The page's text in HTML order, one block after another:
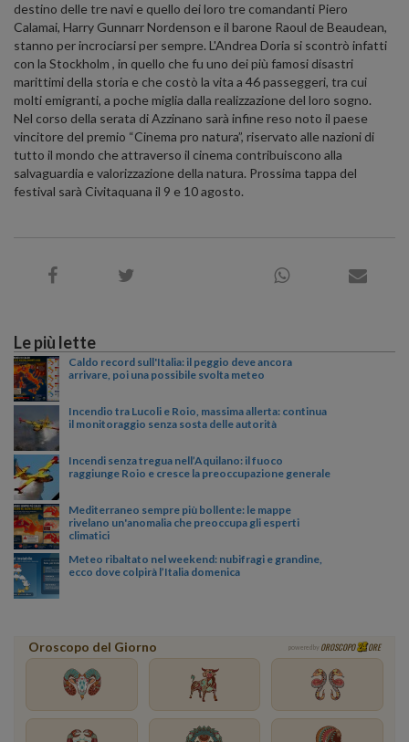
destino delle tre navi e quello dei loro tre comandanti Piero
Calamai, Harry Gunnarr Nordenson e il barone Raoul de Beaudean,
stanno per incrociarsi per sempre. L'Andrea Doria si scontrò infatti
con la Stockholm , in quello che fu uno dei più famosi disastri
marittimi della storia e che costò la vita a 46 passeggeri, tra cui
molti emigranti, a poche miglia dalla realizzazione del loro sogno.
Nel corso della serata di Azzinano sarà infine reso noto il paese
vincitore del premio “Cinema pro natura”, riservato alle nazioni di
tutto il mondo che attraverso il cinema contribuiscono alla
salvaguardia e valorizzazione della natura. Prossima tappa del
festival sarà Civitaquana il 9 e 10 agosto.
Le più lette
Caldo record sull'Italia: il peggio deve ancora
arrivare, poi una possibile svolta meteo
Incendio tra Lucoli e Roio, massima allerta: continua
il monitoraggio senza sosta delle autorità
Incendi senza tregua nell’Aquilano: il fuoco
raggiunge Roio e cresce la preoccupazione generale
Mediterraneo sempre più bollente: le mappe
rivelano un'anomalia che preoccupa gli esperti
climatici
Meteo ribaltato nel weekend: nubifragi e grandine,
ecco dove colpirà l’Italia domenica
Oroscopo del Giorno powered by OROSCOPO ORE